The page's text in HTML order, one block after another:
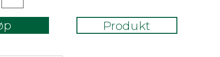
Produkt